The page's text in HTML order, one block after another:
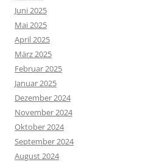
Juni 2025
Mai 2025
April 2025
März 2025
Februar 2025
Januar 2025
Dezember 2024
November 2024
Oktober 2024
September 2024
August 2024